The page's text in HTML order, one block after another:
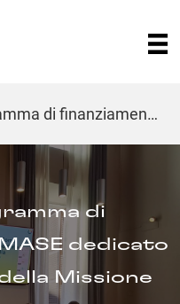
» Notizie » Il nuovo Programma di finanziamento del MASE dedicato alle città italiane della Missione clima
di
dedicato
Missione